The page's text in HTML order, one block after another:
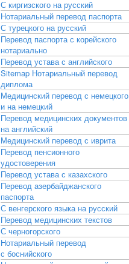
С киргизского на русский
Нотариальный перевод паспорта
С турецкого на русский
Перевод паспорта с корейского
нотариально
Перевод устава с английского
Sitemap Нотариальный перевод
диплома
Медицинский перевод с немецкого
и на немецкий
Перевод медицинских документов
на английский
Медицинский перевод с иврита
Перевод пенсионного
удостоверения
Перевод устава с казахского
Перевод азербайджанского
паспорта
С венгерского языка на русский
Перевод медицинских текстов
С черногорского
Нотариальный перевод
с боснийского